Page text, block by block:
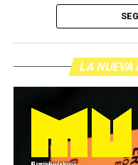
de cabecera Hugo
inolvidable sobre los
siempre, Pablo
grito pelado.(Escuchá
Descargar los archivos
Foto: Nacho Yuchark
LA NUEVA